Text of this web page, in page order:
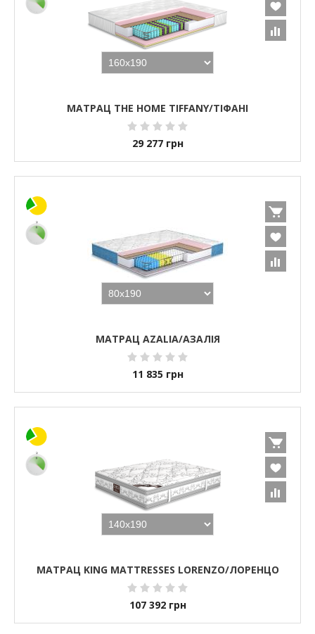
МАТРАЦ THE HOME TIFFANY/ТІФАНІ
29 277 грн
МАТРАЦ AZALIA/АЗАЛІЯ
11 835 грн
МАТРАЦ KING MATTRESSES LORENZO/ЛОРЕНЦО
107 392 грн